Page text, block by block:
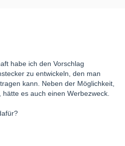
habe ich den Vorschlag
zu entwickeln, den man
kann. Neben der Möglichkeit,
es auch einen Werbezweck.